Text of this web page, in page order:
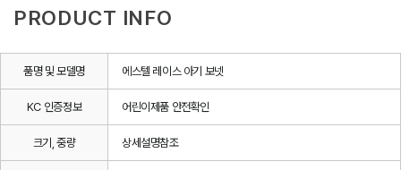
PRODUCT INFO
품명 및 모델명 에스텔 레이스 아기 보넷
KC 인증정보 어린이제품 안전확인
크기, 중량 상세설명참조